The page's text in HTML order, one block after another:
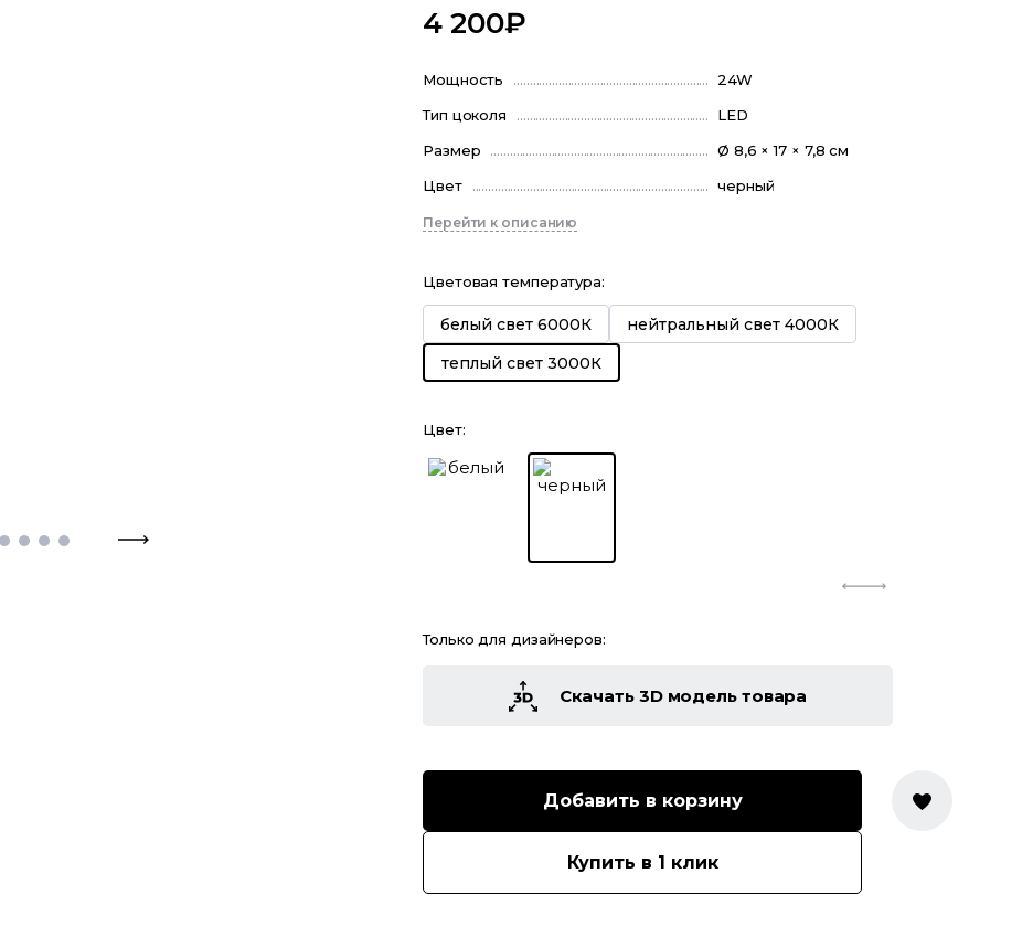
4 200₽
Мощность
24W
Тип цоколя
LED
Размер
Ø 8,6 × 17 × 7,8 см
Цвет
черный
Перейти к описанию
Цветовая температура:
белый свет 6000К
нейтральный свет 4000К
теплый свет 3000К
Цвет:
Только для дизайнеров:
Скачать 3D модель товара
Добавить в корзину
Купить в 1 клик